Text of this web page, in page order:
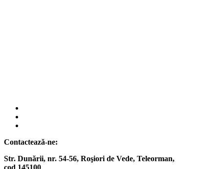
twitter
Contactează-ne:
Str. Dunării, nr. 54-56, Roşiori de Vede, Teleorman,